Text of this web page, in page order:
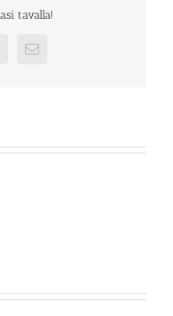
tavalla!
Sähköposti